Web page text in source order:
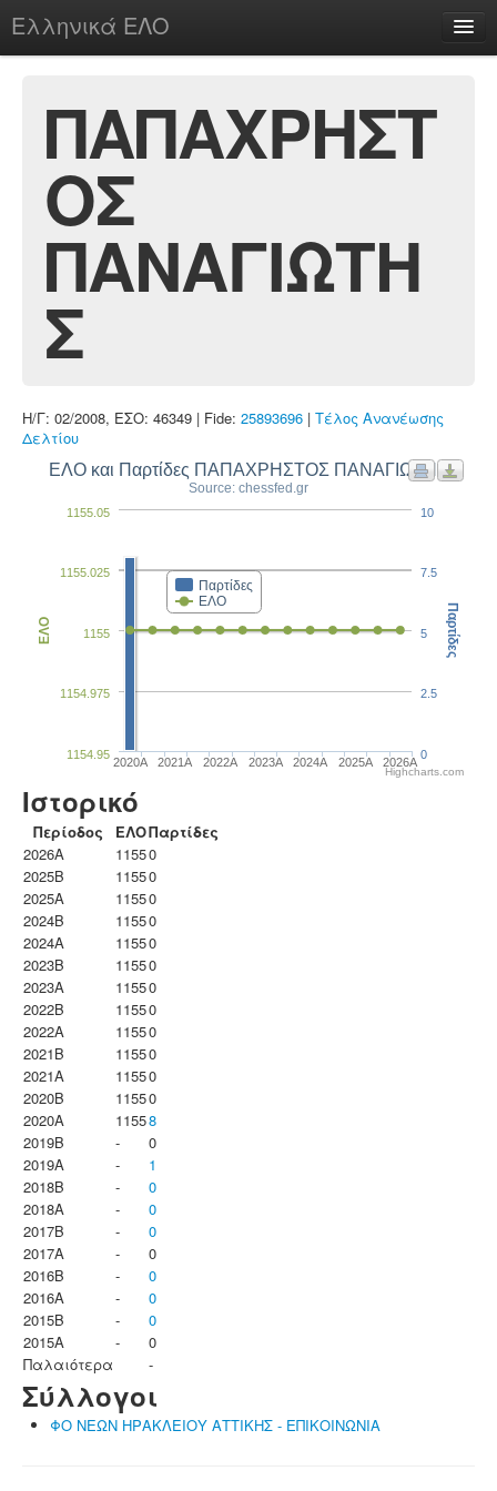
Ελληνικά ΕΛΟ
chesstu.be @ discord
Login
ΠΑΠΑΧΡΗΣΤ
ΟΣ
ΠΑΝΑΓΙΩΤΗ
Σ
Η/Γ: 02/2008, ΕΣΟ: 46349 | Fide: 25893696 | Τέλος Ανανέωσης
Δελτίου
ΕΛΟ και Παρτίδες ΠΑΠΑΧΡΗΣΤΟΣ ΠΑΝΑΓΙΩΤΗΣ
Source: chessfed.gr
Παρτίδες
ΕΛΟ
2020A 2021A 2022A 2023Α 2024A 2025A 2026A
1154.95
1154.975
1155
1155.025
1155.05
ΕΛΟ
0
10
2.5
5
7.5
Παρτίδες
Highcharts.com
Ιστορικό
Περίοδος ΕΛΟΠαρτίδες
2026A
11550
2025B
11550
2025A
11550
2024B
11550
2024A
11550
2023B
11550
2023Α
11550
2022B
11550
2022A
11550
2021B
11550
2021A
11550
2020B
11550
2020A
11558
2019B
-
0
2019A
-
1
2018B
-
0
2018A
-
0
2017B
-
0
2017A
-
0
2016B
-
0
2016A
-
0
2015B
-
0
2015A
-
0
Παλαιότερα
-
Σύλλογοι
ΦΟ ΝΕΩΝ ΗΡΑΚΛΕΙΟΥ ΑΤΤΙΚΗΣ - ΕΠΙΚΟΙΝΩΝΙΑ